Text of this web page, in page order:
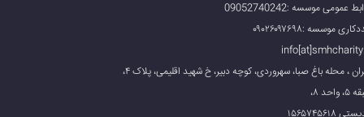
عمومی موسسه :09052740242
موسسه :۰۹۰۲۶۰۹۷۶۹۸
تهران ، محله باغ صبا، سهروردی، کوچه دبیر، خ شهید اقلیمی، پلاک ۴،
۸،